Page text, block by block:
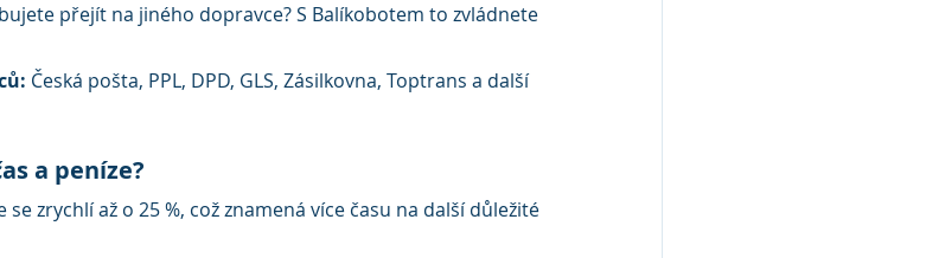
přejít na jiného dopravce? S Balíkobotem to zvládnete
Česká pošta, PPL, DPD, GLS, Zásilkovna, Toptrans a další
a peníze?
se zrychlí až o 25 %, což znamená více času na další důležité